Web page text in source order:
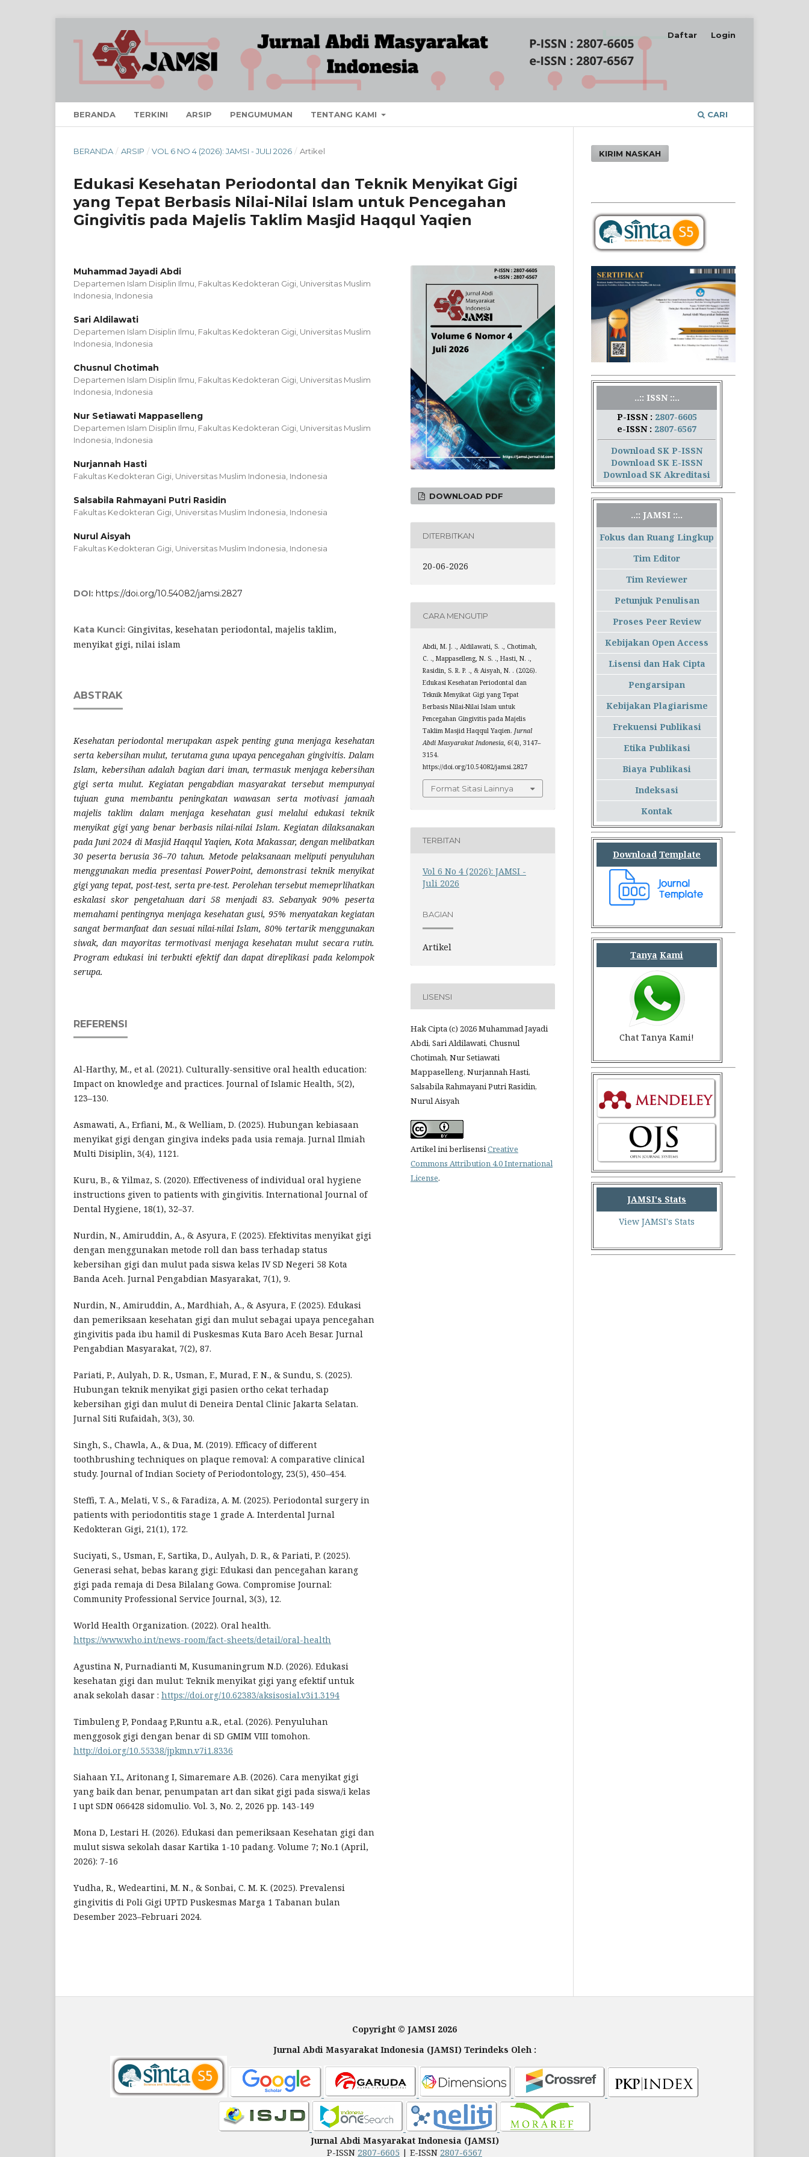
BERANDA TERKINI ARSIP PENGUMUMAN TENTANG KAMI CARI
Daftar Login
BERANDA / ARSIP / VOL 6 NO 4 (2026): JAMSI - JULI 2026 / Artikel
Edukasi Kesehatan Periodontal dan Teknik Menyikat Gigi
yang Tepat Berbasis Nilai-Nilai Islam untuk Pencegahan
Gingivitis pada Majelis Taklim Masjid Haqqul Yaqien
Muhammad Jayadi Abdi
Departemen Islam Disiplin Ilmu, Fakultas Kedokteran Gigi, Universitas Muslim
Indonesia, Indonesia
Sari Aldilawati
Departemen Islam Disiplin Ilmu, Fakultas Kedokteran Gigi, Universitas Muslim
Indonesia, Indonesia
Chusnul Chotimah
Departemen Islam Disiplin Ilmu, Fakultas Kedokteran Gigi, Universitas Muslim
Indonesia, Indonesia
Nur Setiawati Mappaselleng
Departemen Islam Disiplin Ilmu, Fakultas Kedokteran Gigi, Universitas Muslim
Indonesia, Indonesia
Nurjannah Hasti
Fakultas Kedokteran Gigi, Universitas Muslim Indonesia, Indonesia
Salsabila Rahmayani Putri Rasidin
Fakultas Kedokteran Gigi, Universitas Muslim Indonesia, Indonesia
Nurul Aisyah
Fakultas Kedokteran Gigi, Universitas Muslim Indonesia, Indonesia
DOI: https://doi.org/10.54082/jamsi.2827
Kata Kunci: Gingivitas, kesehatan periodontal, majelis taklim,
menyikat gigi, nilai islam
ABSTRAK
Kesehatan periodontal merupakan aspek penting guna menjaga kesehatan
serta kebersihan mulut, terutama guna upaya pencegahan gingivitis. Dalam
Islam, kebersihan adalah bagian dari iman, termasuk menjaga kebersihan
gigi serta mulut. Kegiatan pengabdian masyarakat tersebut mempunyai
tujuan guna membantu peningkatan wawasan serta motivasi jamaah
majelis taklim dalam menjaga kesehatan gusi melalui edukasi teknik
menyikat gigi yang benar berbasis nilai-nilai Islam. Kegiatan dilaksanakan
pada Juni 2024 di Masjid Haqqul Yaqien, Kota Makassar, dengan melibatkan
30 peserta berusia 36–70 tahun. Metode pelaksanaan meliputi penyuluhan
menggunakan media presentasi PowerPoint, demonstrasi teknik menyikat
gigi yang tepat, post-test, serta pre-test. Perolehan tersebut memeprlihatkan
eskalasi skor pengetahuan dari 58 menjadi 83. Sebanyak 90% peserta
memahami pentingnya menjaga kesehatan gusi, 95% menyatakan kegiatan
sangat bermanfaat dan sesuai nilai-nilai Islam, 80% tertarik menggunakan
siwak, dan mayoritas termotivasi menjaga kesehatan mulut secara rutin.
Program edukasi ini terbukti efektif dan dapat direplikasi pada kelompok
serupa.
REFERENSI
Al-Harthy, M., et al. (2021). Culturally-sensitive oral health education:
Impact on knowledge and practices. Journal of Islamic Health, 5(2),
123–130.
Asmawati, A., Erfiani, M., & Welliam, D. (2025). Hubungan kebiasaan
menyikat gigi dengan gingiva indeks pada usia remaja. Jurnal Ilmiah
Multi Disiplin, 3(4), 1121.
Kuru, B., & Yilmaz, S. (2020). Effectiveness of individual oral hygiene
instructions given to patients with gingivitis. International Journal of
Dental Hygiene, 18(1), 32–37.
Nurdin, N., Amiruddin, A., & Asyura, F. (2025). Efektivitas menyikat gigi
dengan menggunakan metode roll dan bass terhadap status
kebersihan gigi dan mulut pada siswa kelas IV SD Negeri 58 Kota
Banda Aceh. Jurnal Pengabdian Masyarakat, 7(1), 9.
Nurdin, N., Amiruddin, A., Mardhiah, A., & Asyura, F. (2025). Edukasi
dan pemeriksaan kesehatan gigi dan mulut sebagai upaya pencegahan
gingivitis pada ibu hamil di Puskesmas Kuta Baro Aceh Besar. Jurnal
Pengabdian Masyarakat, 7(2), 87.
Pariati, P., Aulyah, D. R., Usman, F., Murad, F. N., & Sundu, S. (2025).
Hubungan teknik menyikat gigi pasien ortho cekat terhadap
kebersihan gigi dan mulut di Deneira Dental Clinic Jakarta Selatan.
Jurnal Siti Rufaidah, 3(3), 30.
Singh, S., Chawla, A., & Dua, M. (2019). Efficacy of different
toothbrushing techniques on plaque removal: A comparative clinical
study. Journal of Indian Society of Periodontology, 23(5), 450–454.
Steffi, T. A., Melati, V. S., & Faradiza, A. M. (2025). Periodontal surgery in
patients with periodontitis stage 1 grade A. Interdental Jurnal
Kedokteran Gigi, 21(1), 172.
Suciyati, S., Usman, F., Sartika, D., Aulyah, D. R., & Pariati, P. (2025).
Generasi sehat, bebas karang gigi: Edukasi dan pencegahan karang
gigi pada remaja di Desa Bilalang Gowa. Compromise Journal:
Community Professional Service Journal, 3(3), 12.
World Health Organization. (2022). Oral health.
https://www.who.int/news-room/fact-sheets/detail/oral-health
Agustina N, Purnadianti M, Kusumaningrum N.D. (2026). Edukasi
kesehatan gigi dan mulut: Teknik menyikat gigi yang efektif untuk
anak sekolah dasar : https://doi.org/10.62383/aksisosial.v3i1.3194
Timbuleng P, Pondaag P,Runtu a.R., et.al. (2026). Penyuluhan
menggosok gigi dengan benar di SD GMIM VIII tomohon.
http://doi.org/10.55338/jpkmn.v7i1.8336
Siahaan Y.L, Aritonang I, Simaremare A.B. (2026). Cara menyikat gigi
yang baik dan benar, penumpatan art dan sikat gigi pada siswa/i kelas
I upt SDN 066428 sidomulio. Vol. 3, No. 2, 2026 pp. 143-149
Mona D, Lestari H. (2026). Edukasi dan pemeriksaan Kesehatan gigi dan
mulut siswa sekolah dasar Kartika 1-10 padang. Volume 7; No.1 (April,
2026): 7-16
Yudha, R., Wedeartini, M. N., & Sonbai, C. M. K. (2025). Prevalensi
gingivitis di Poli Gigi UPTD Puskesmas Marga 1 Tabanan bulan
Desember 2023–Februari 2024.
DOWNLOAD PDF
DITERBITKAN
20-06-2026
CARA MENGUTIP
Abdi, M. J. ., Aldilawati, S. ., Chotimah,
C. ., Mappaselleng, N. S. ., Hasti, N. .,
Rasidin, S. R. P. ., & Aisyah, N. . (2026).
Edukasi Kesehatan Periodontal dan
Teknik Menyikat Gigi yang Tepat
Berbasis Nilai-Nilai Islam untuk
Pencegahan Gingivitis pada Majelis
Taklim Masjid Haqqul Yaqien.Jurnal
Abdi Masyarakat Indonesia,6(4), 3147–
3154.
https://doi.org/10.54082/jamsi.2827
Format Sitasi Lainnya
TERBITAN
Vol 6 No 4 (2026): JAMSI -
Juli 2026
BAGIAN
Artikel
LISENSI
Hak Cipta (c) 2026 Muhammad Jayadi
Abdi, Sari Aldilawati, Chusnul
Chotimah, Nur Setiawati
Mappaselleng, Nurjannah Hasti,
Salsabila Rahmayani Putri Rasidin,
Nurul Aisyah
Artikel ini berlisensiCreative
Commons Attribution 4.0 International
License.
KIRIM NASKAH
..:: ISSN ::..
P-ISSN : 2807-6605
e-ISSN : 2807-6567
Download SK P-ISSN
Download SK E-ISSN
Download SK Akreditasi
..:: JAMSI ::..
Fokus dan Ruang Lingkup
Tim Editor
Tim Reviewer
Petunjuk Penulisan
Proses Peer Review
Kebijakan Open Access
Lisensi dan Hak Cipta
Pengarsipan
Kebijakan Plagiarisme
Frekuensi Publikasi
Etika Publikasi
Biaya Publikasi
Indeksasi
Kontak
Download Template
Tanya Kami
Chat Tanya Kami!
JAMSI's Stats
View JAMSI's Stats
Copyright © JAMSI 2026
Jurnal Abdi Masyarakat Indonesia (JAMSI) Terindeks Oleh :
Jurnal Abdi Masyarakat Indonesia (JAMSI)
P-ISSN 2807-6605 | E-ISSN 2807-6567